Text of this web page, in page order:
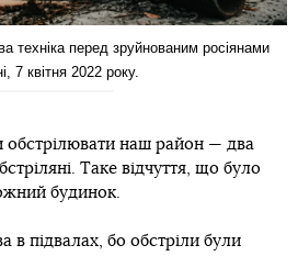
техніка перед зруйнованим росіянами
7 квітня 2022 року.
обстрілювати наш район — два
Таке відчуття, що було
будинок.
в підвалах, бо обстріли були